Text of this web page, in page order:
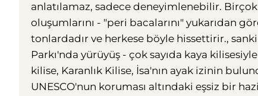
anlatılamaz, sadece deneyimlenebilir.
oluşumlarını - "peri bacalarını" yukarıdan
tonlardadır ve herkese böyle hissettirir.,
Parkı'nda yürüyüş - çok sayıda kaya
kilise, Karanlık Kilise, İsa'nın ayak izinin
UNESCO'nun koruması altındaki eşsiz bir